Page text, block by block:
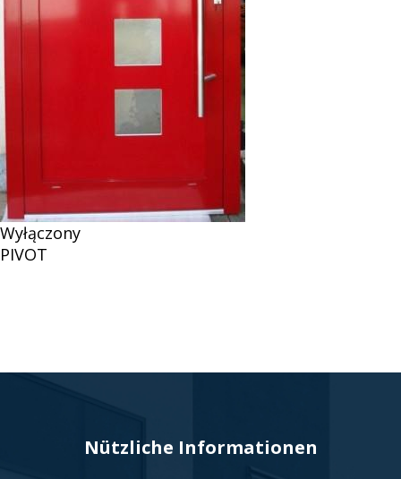
Wyłączony
PIVOT
Nützliche Informationen